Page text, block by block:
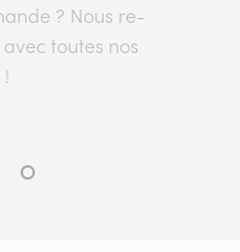
? Nous re-
toutes nos